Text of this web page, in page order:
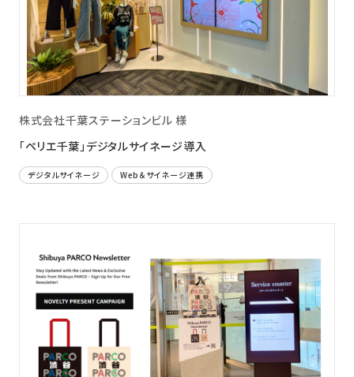
株式会社千葉ステーションビル 様
「ペリエ千葉」デジタルサイネージ導入
デジタルサイネージ Web＆サイネージ連携